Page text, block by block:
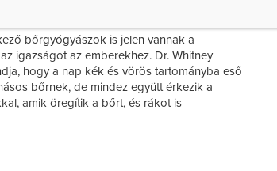
használata.
bőrgyógyászok is jelen vannak a
igazságot az emberekhez. Dr. Whitney
hogy a nap kék és vörös tartományba eső
bőrnek, de mindez együtt érkezik a
amik öregítik a bőrt, és rákot is